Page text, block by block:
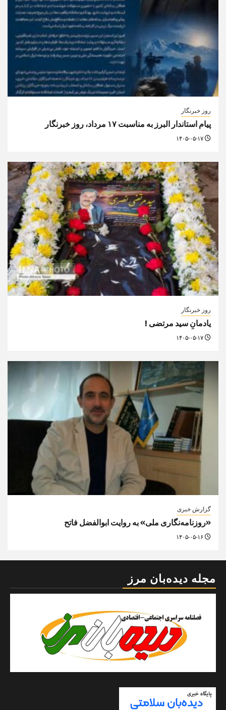
روز خبرنگار
پیام استاندار البرز به مناسبت ۱۷ مرداد، روز خبرنگار
روز خبرنگار
یادمانِ سید مرتضی !
گزارش خبری
«روزنامه‌نگاری ملی» به روایت ابوالفضل فاتح
مجله دیده‌بان مرز